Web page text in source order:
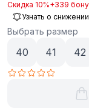
Скидка 10%+339
Узнать о
Выбрать размер
40 41 42